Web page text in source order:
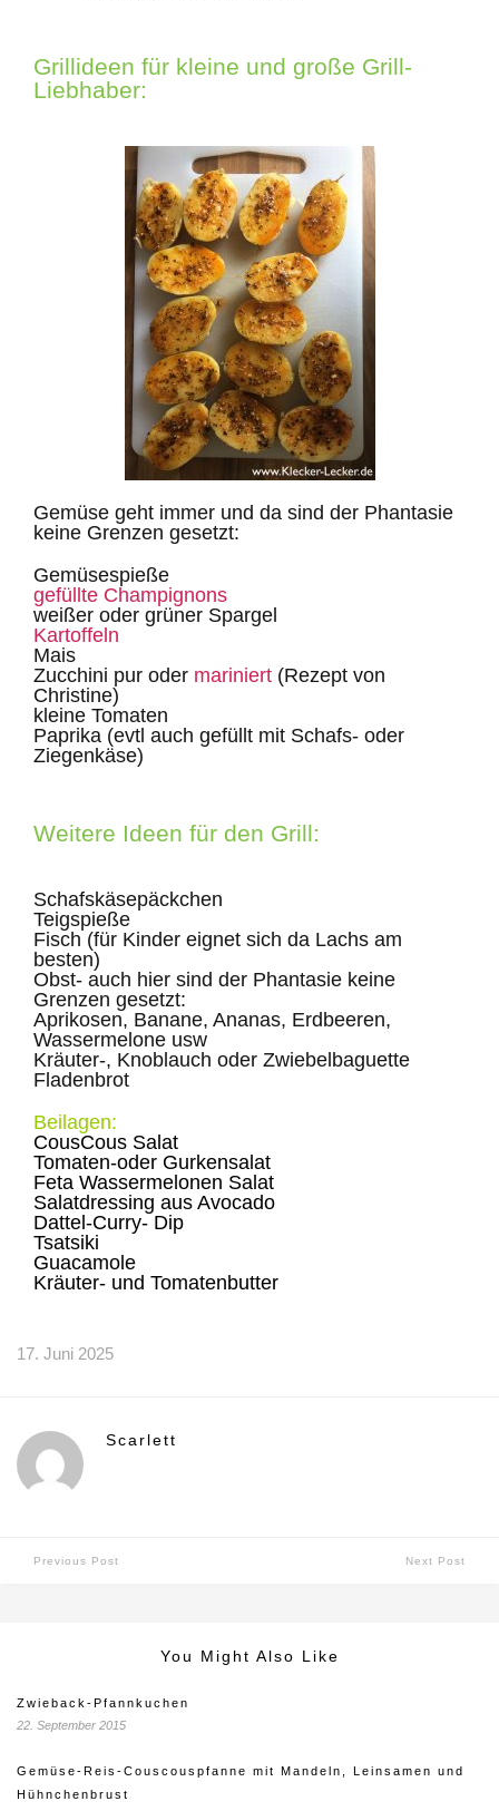
Grillideen für kleine und große Grill-
Liebhaber:
Gemüse geht immer und da sind der Phantasie
keine Grenzen gesetzt:
Gemüsespieße
gefüllte Champignons
weißer oder grüner Spargel
Kartoffeln
Mais
Zucchini pur oder mariniert (Rezept von
Christine)
kleine Tomaten
Paprika (evtl auch gefüllt mit Schafs- oder
Ziegenkäse)
Weitere Ideen für den Grill:
Schafskäsepäckchen
Teigspieße
Fisch (für Kinder eignet sich da Lachs am
besten)
Obst- auch hier sind der Phantasie keine
Grenzen gesetzt:
Aprikosen, Banane, Ananas, Erdbeeren,
Wassermelone usw
Kräuter-, Knoblauch oder Zwiebelbaguette
Fladenbrot
Beilagen:
CousCous Salat
Tomaten-oder Gurkensalat
Feta Wassermelonen Salat
Salatdressing aus Avocado
Dattel-Curry- Dip
Tsatsiki
Guacamole
Kräuter- und Tomatenbutter
17. Juni 2025
Scarlett
Previous Post Next Post
You Might Also Like
Zwieback-Pfannkuchen
22. September 2015
Gemüse-Reis-Couscouspfanne mit Mandeln, Leinsamen und
Hühnchenbrust